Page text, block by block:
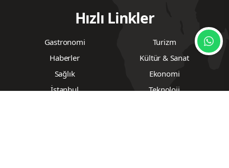
Hızlı Linkler
Gastronomi
Turizm
Haberler
Kültür & Sanat
Sağlık
Ekonomi
İstanbul
Teknoloji